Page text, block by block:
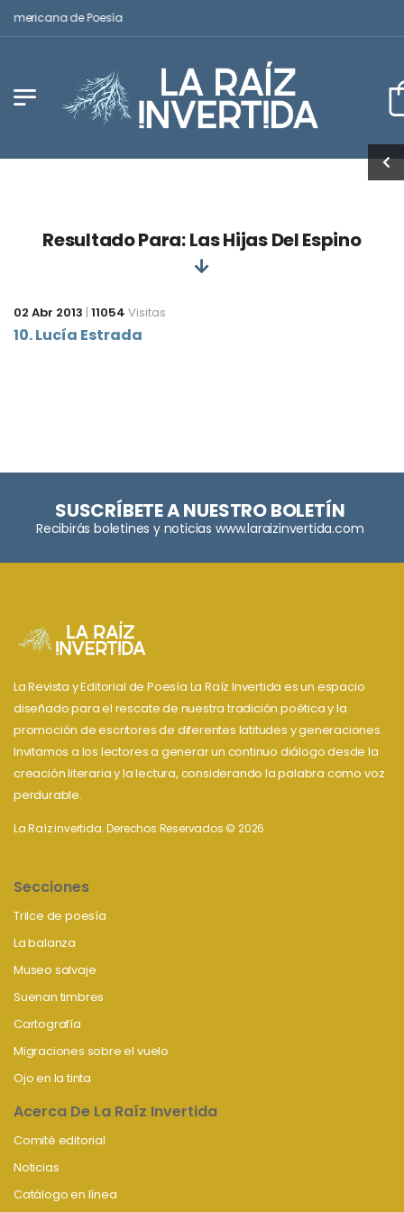
de Poesía
Resultado Para: Las Hijas Del Espino
02 Abr 2013 | 11054 Visitas
10. Lucía Estrada
SUSCRÍBETE A NUESTRO BOLETÍN
Recibirás boletines y noticias www.laraizinvertida.com
La Revista y Editorial de Poesía La Raíz Invertida es un espacio
diseñado para el rescate de nuestra tradición poética y la
promoción de escritores de diferentes latitudes y generaciones.
Invitamos a los lectores a generar un continuo diálogo desde la
creación literaria y la lectura, considerando la palabra como voz
perdurable.
La Raíz invertida. Derechos Reservados © 2026
Secciones
Trilce de poesía
La balanza
Museo salvaje
Suenan timbres
Cartografía
Migraciones sobre el vuelo
Ojo en la tinta
Acerca De La Raíz Invertida
Comité editorial
Noticias
Catálogo en línea